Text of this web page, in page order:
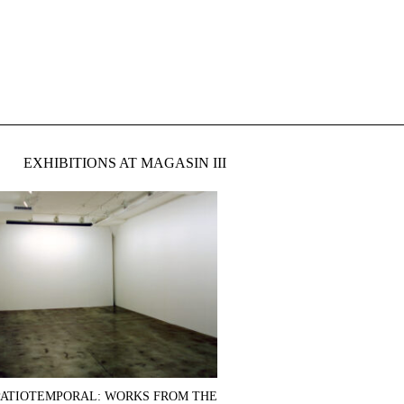
EXHIBITIONS AT MAGASIN III
WORKS FROM THE